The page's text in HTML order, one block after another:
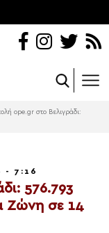
ope.gr στο Βελιγράδι:
- 7:16
576.793
Ζώνη σε 14